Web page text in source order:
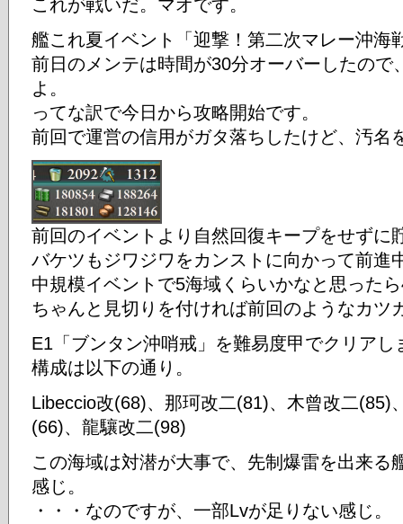
これが戦いだ。マオです。
艦これ夏イベント「迎撃！第二次マレー沖海
前日のメンテは時間が30分オーバーしたので
よ。
ってな訳で今日から攻略開始です。
前回で運営の信用がガタ落ちしたけど、汚名
前回のイベントより自然回復キープをせずに
バケツもジワジワをカンストに向かって前進
中規模イベントで5海域くらいかなと思った
ちゃんと見切りを付ければ前回のようなカツ
E1「ブンタン沖哨戒」を難易度甲でクリアし
構成は以下の通り。
Libeccio改(68)、那珂改二(81)、木曾改二(85)
(66)、龍驤改二(98)
この海域は対潜が大事で、先制爆雷を出来る
感じ。
・・・なのですが、一部Lvが足りない感じ。